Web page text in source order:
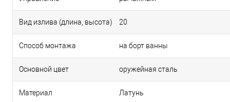
Вид излива (длина, высота) 20
Способ монтажа на борт ванны
Основной цвет оружейная сталь
Материал Латунь